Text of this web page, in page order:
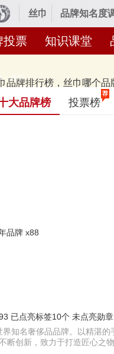
丝巾 品牌知名度
投票 知识课堂
品牌排行榜，丝巾哪个品
发布啦！居前十的有
碑好或知名度高、有实力的
丝巾
大品牌榜 投票榜
荐
品牌 x88
已点亮标签10个 未点亮勋
知名奢侈品品牌。以精湛
断创新，致力于打造匠心之